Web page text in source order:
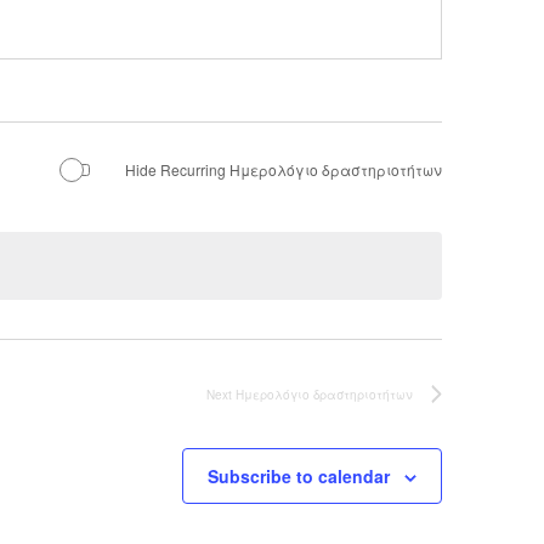
Hide Recurring Ημερολόγιο δραστηριοτήτων
Next Ημερολόγιο δραστηριοτήτων
Subscribe to calendar